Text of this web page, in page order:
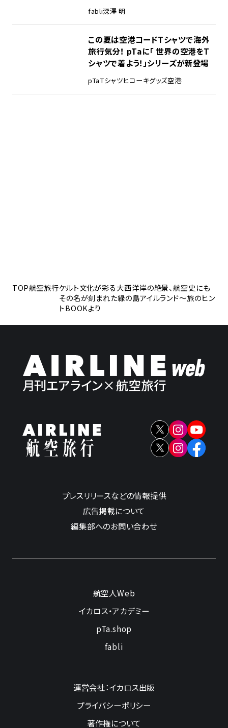
fabli深澤 明
この夏は空港コードTシャツで海外
旅行気分！ pTaに「 世界の空港をT
シャツで着よう！」シリーズが新登場
pTaTシャツヒコーキグッズ空港
TOP航空旅行ケルト文化が彩る大西洋岸の絶景、航空史にも
その名が刻まれた緑の島アイルランド～旅のヒン
トBOOKより
プレスリリースなどの情報提供
広告掲載について
編集部へのお問い合わせ
航空人Web
イカロス・アカデミー
pTa.shop
fabli
運営会社：イカロス出版
プライバシーポリシー
著作権について